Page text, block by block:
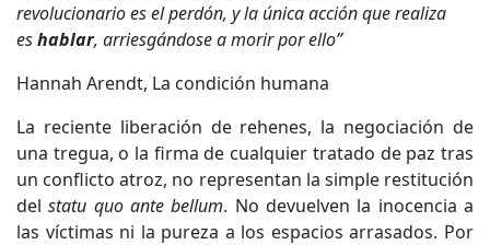
revolucionario es el perdón, y la única acción que realiza
eshablar, arriesgándose a morir por ello”
Hannah Arendt, La condición humana
La reciente liberación de rehenes, la negociación de
una tregua, o la firma de cualquier tratado de paz tras
un conflicto atroz, no representan la simple restitución
delstatu quo ante bellum. No devuelven la inocencia a
las víctimas ni la pureza a los espacios arrasados. Por